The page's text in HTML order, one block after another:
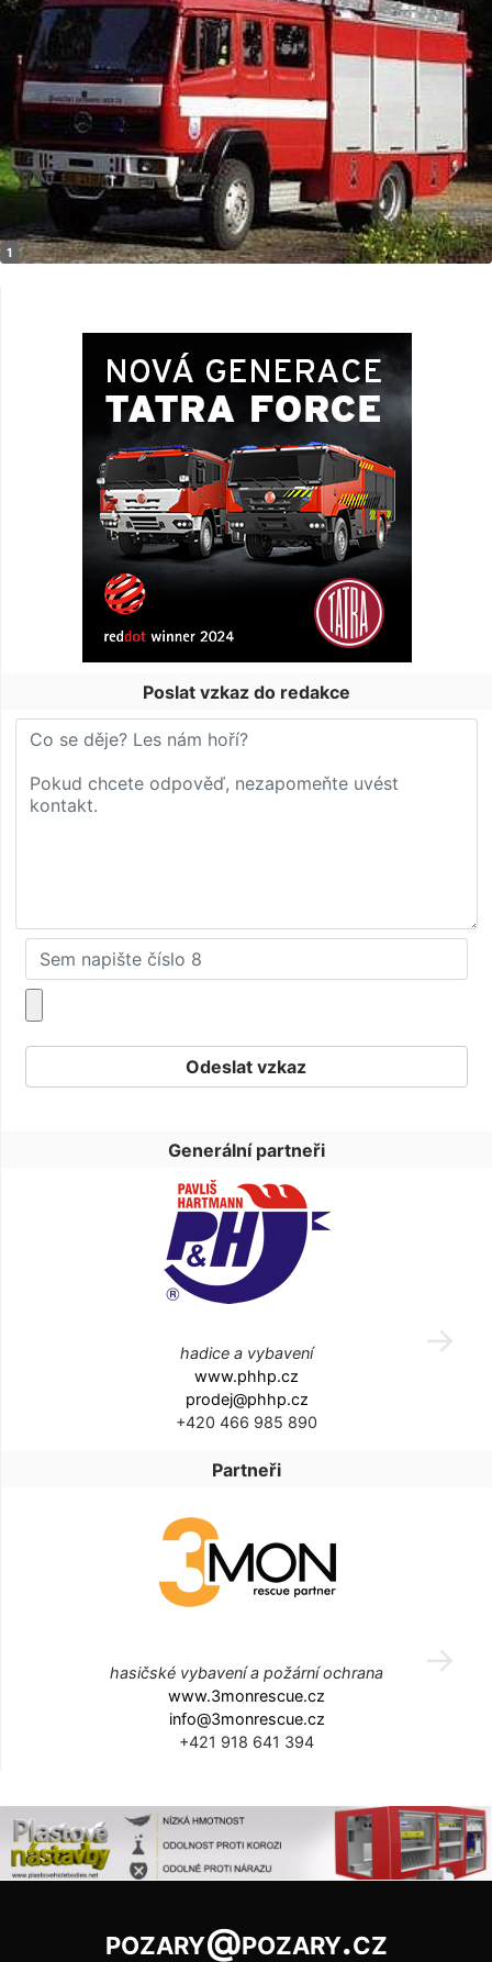
Poslat vzkaz do redakce
Generální partneři
hadice a vybavení
www.phhp.cz
prodej@phhp.cz
+420 466 985 890
Partneři
hasičské vybavení a požární ochrana
www.3monrescue.cz
info@3monrescue.cz
+421 918 641 394
pozary@pozary.cz